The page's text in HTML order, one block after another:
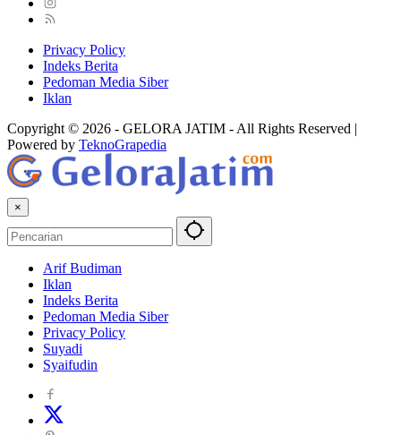
Privacy Policy
Indeks Berita
Pedoman Media Siber
Iklan
Copyright © 2026 - GELORA JATIM - All Rights Reserved |
Powered by TeknoGrapedia
×
Arif Budiman
Iklan
Indeks Berita
Pedoman Media Siber
Privacy Policy
Suyadi
Syaifudin